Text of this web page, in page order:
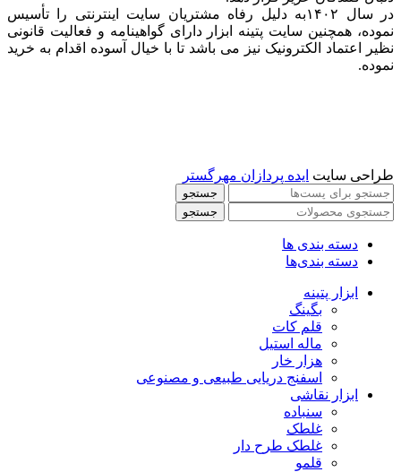
در سال ۱۴۰۲به دلیل رفاه مشتریان سایت اینترنتی را تأسیس
نموده، همچنین سایت پتینه ابزار دارای گواهینامه و فعالیت قانونی
نظیر اعتماد الکترونیک نیز می باشد تا با خیال آسوده اقدام به خرید
نموده.
طراحی سایت ایده پردازان مهرگستر
جستجو
جستجو
دسته بندی ها
دسته بندی‌ها
ابزار پتینه
بگینگ
قلم کات
ماله استیل
هزار خار
اسفنج دریایی طبیعی و مصنوعی
ابزار نقاشی
سنباده
غلطک
غلطک طرح دار
قلمو